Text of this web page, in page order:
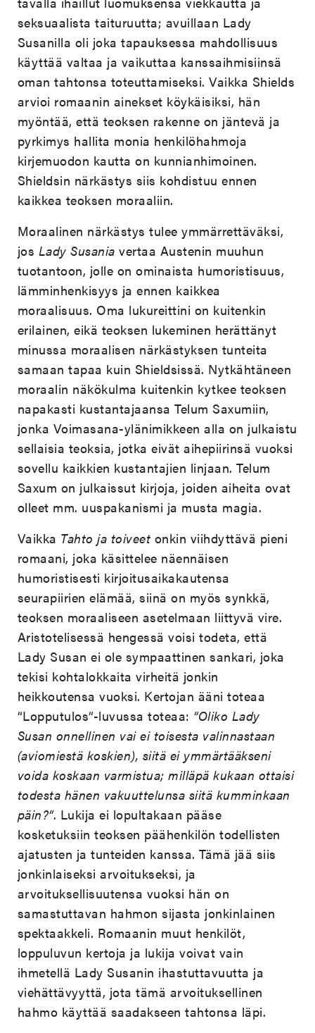
seksuaalista taituruutta; avuillaan Lady
Susanilla oli joka tapauksessa mahdollisuus
käyttää valtaa ja vaikuttaa kanssaihmisiinsä
oman tahtonsa toteuttamiseksi. Vaikka Shields
arvioi romaanin ainekset köykäisiksi, hän
myöntää, että teoksen rakenne on jäntevä ja
pyrkimys hallita monia henkilöhahmoja
kirjemuodon kautta on kunnianhimoinen.
Shieldsin närkästys siis kohdistuu ennen
kaikkea teoksen moraaliin.
Moraalinen närkästys tulee ymmärrettäväksi,
jos Lady Susania vertaa Austenin muuhun
tuotantoon, jolle on ominaista humoristisuus,
lämminhenkisyys ja ennen kaikkea
moraalisuus. Oma lukureittini on kuitenkin
erilainen, eikä teoksen lukeminen herättänyt
minussa moraalisen närkästyksen tunteita
samaan tapaa kuin Shieldsissä. Nytkähtäneen
moraalin näkökulma kuitenkin kytkee teoksen
napakasti kustantajaansa Telum Saxumiin,
jonka Voimasana-ylänimikkeen alla on julkaistu
sellaisia teoksia, jotka eivät aihepiirinsä vuoksi
sovellu kaikkien kustantajien linjaan. Telum
Saxum on julkaissut kirjoja, joiden aiheita ovat
olleet mm. uuspakanismi ja musta magia.
Vaikka Tahto ja toiveet onkin viihdyttävä pieni
romaani, joka käsittelee näennäisen
humoristisesti kirjoitusaikakautensa
seurapiirien elämää, siinä on myös synkkä,
teoksen moraaliseen asetelmaan liittyvä vire.
Aristotelisessä hengessä voisi todeta, että
Lady Susan ei ole sympaattinen sankari, joka
tekisi kohtalokkaita virheitä jonkin
heikkoutensa vuoksi. Kertojan ääni toteaa
“Lopputulos“-luvussa toteaa: “Oliko Lady
Susan onnellinen vai ei toisesta valinnastaan
(aviomiestä koskien), siitä ei ymmärtääkseni
voida koskaan varmistua; milläpä kukaan ottaisi
todesta hänen vakuuttelunsa siitä kumminkaan
päin?“. Lukija ei lopultakaan pääse
kosketuksiin teoksen päähenkilön todellisten
ajatusten ja tunteiden kanssa. Tämä jää siis
jonkinlaiseksi arvoitukseksi, ja
arvoituksellisuutensa vuoksi hän on
samastuttavan hahmon sijasta jonkinlainen
spektaakkeli. Romaanin muut henkilöt,
loppuluvun kertoja ja lukija voivat vain
ihmetellä Lady Susanin ihastuttavuutta ja
viehättävyyttä, jota tämä arvoituksellinen
hahmo käyttää saadakseen tahtonsa läpi.